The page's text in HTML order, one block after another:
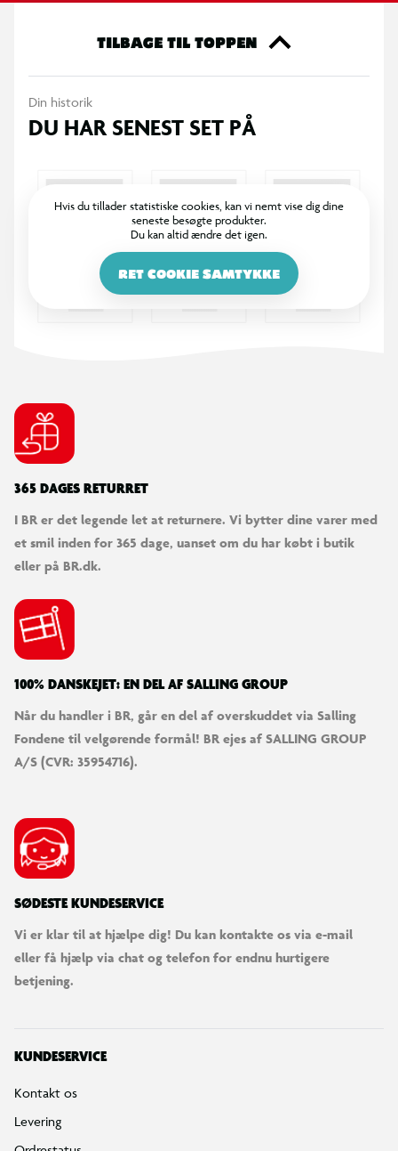
I BR er det legende let at returnere. Vi bytter dine varer med
et smil inden for 365 dage, uanset om du har købt i butik
100% DANSKEJET: EN DEL AF SALLING GROUP
Når du handler i BR, går en del af overskuddet via Salling
Vi er klar til at hjælpe dig! Du kan kontakte os via e-mail
eller få hjælp via chat og telefon for endnu hurtigere
betjening.
KUNDESERVICE
Kontakt os
Levering
Ordrestatus
Bestilling, betaling & gavekort
Handelsbetingelser
Fortrydelsesret
Privatlivspolitik
e-mærket
Salling Group tilbagekaldelser
Ledige jobs